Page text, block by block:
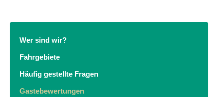
Wer sind wir?
Fahrgebiete
Häufig gestellte Fragen
Gastebewertungen